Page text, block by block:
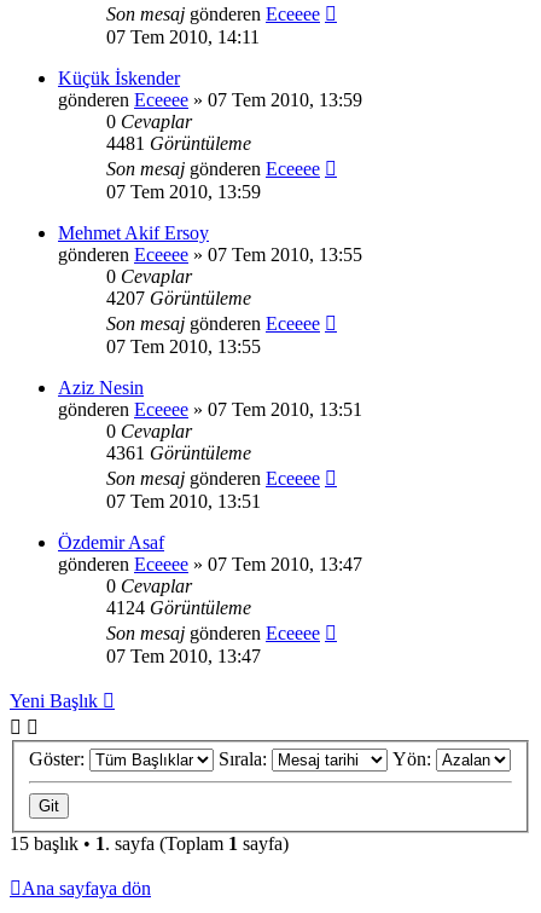
Son mesaj gönderen Eceeee
07 Tem 2010, 14:11
Küçük İskender
gönderen Eceeee » 07 Tem 2010, 13:59
0 Cevaplar
4481 Görüntüleme
Son mesaj gönderen Eceeee
07 Tem 2010, 13:59
Mehmet Akif Ersoy
gönderen Eceeee » 07 Tem 2010, 13:55
0 Cevaplar
4207 Görüntüleme
Son mesaj gönderen Eceeee
07 Tem 2010, 13:55
Aziz Nesin
gönderen Eceeee » 07 Tem 2010, 13:51
0 Cevaplar
4361 Görüntüleme
Son mesaj gönderen Eceeee
07 Tem 2010, 13:51
Özdemir Asaf
gönderen Eceeee » 07 Tem 2010, 13:47
0 Cevaplar
4124 Görüntüleme
Son mesaj gönderen Eceeee
07 Tem 2010, 13:47
Yeni Başlık
Göster: Sırala: Yön:
15 başlık • 1. sayfa (Toplam 1 sayfa)
Ana sayfaya dön